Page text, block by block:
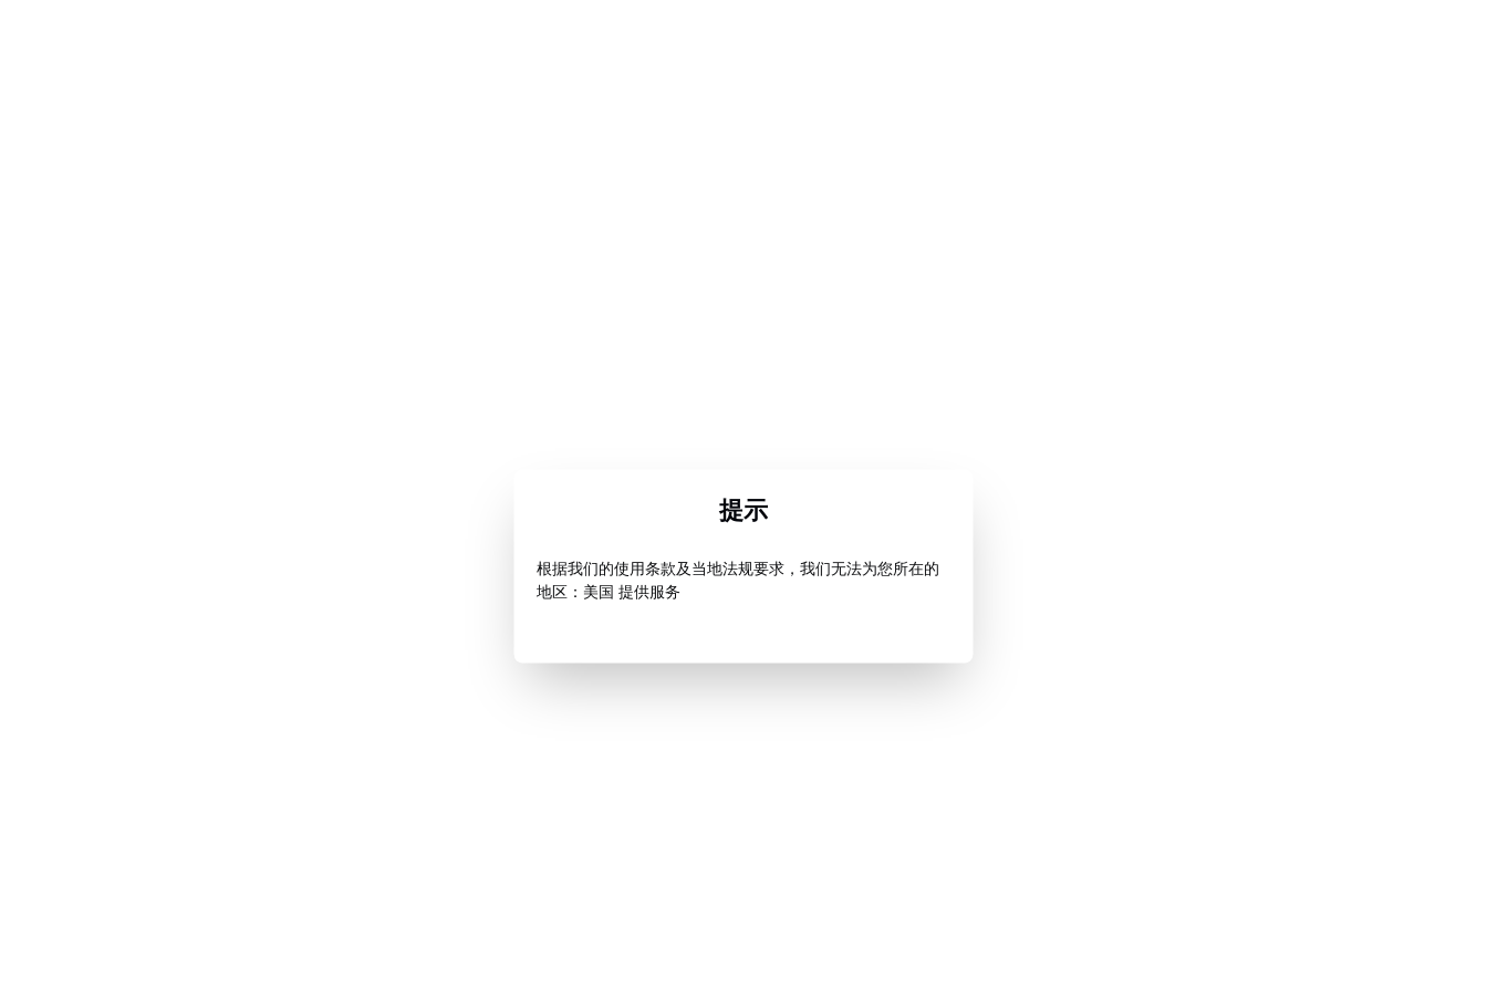
提示
根据我们的使用条款及当地法规要求，我们无法为您所在的
地区：美国 提供服务